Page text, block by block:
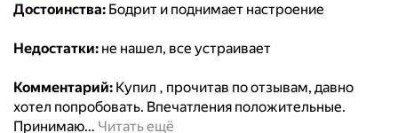
Достоинства: Бодрит и поднимает настроение
Недостатки: не нашел, все устраивает
Комментарий: Купил , прочитав по отзывам, давно
хотел попробовать. Впечатления положительные.
Принимаю… Читать ещё